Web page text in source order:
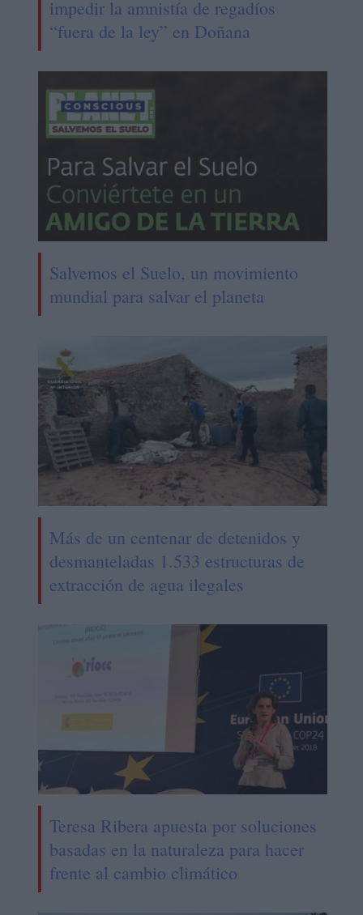
impedir la amnistía de regadíos
“fuera de la ley” en Doñana
Salvemos el Suelo, un movimiento
mundial para salvar el planeta
Más de un centenar de detenidos y
desmanteladas 1.533 estructuras de
extracción de agua ilegales
Teresa Ribera apuesta por soluciones
basadas en la naturaleza para hacer
frente al cambio climático